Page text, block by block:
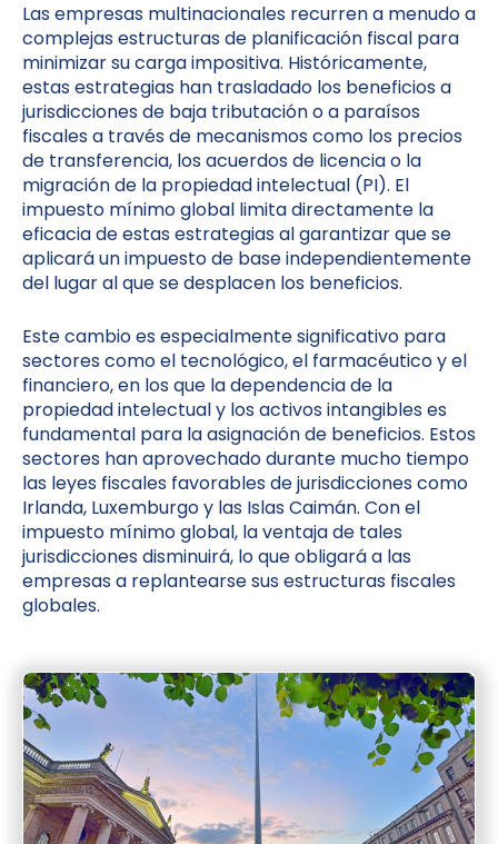
Las empresas multinacionales recurren a menudo a
complejas estructuras de planificación fiscal para
minimizar su carga impositiva. Históricamente,
estas estrategias han trasladado los beneficios a
jurisdicciones de baja tributación o a paraísos
fiscales a través de mecanismos como los precios
de transferencia, los acuerdos de licencia o la
migración de la propiedad intelectual (PI). El
impuesto mínimo global limita directamente la
eficacia de estas estrategias al garantizar que se
aplicará un impuesto de base independientemente
del lugar al que se desplacen los beneficios.
Este cambio es especialmente significativo para
sectores como el tecnológico, el farmacéutico y el
financiero, en los que la dependencia de la
propiedad intelectual y los activos intangibles es
fundamental para la asignación de beneficios. Estos
sectores han aprovechado durante mucho tiempo
las leyes fiscales favorables de jurisdicciones como
Irlanda, Luxemburgo y las Islas Caimán. Con el
impuesto mínimo global, la ventaja de tales
jurisdicciones disminuirá, lo que obligará a las
empresas a replantearse sus estructuras fiscales
globales.